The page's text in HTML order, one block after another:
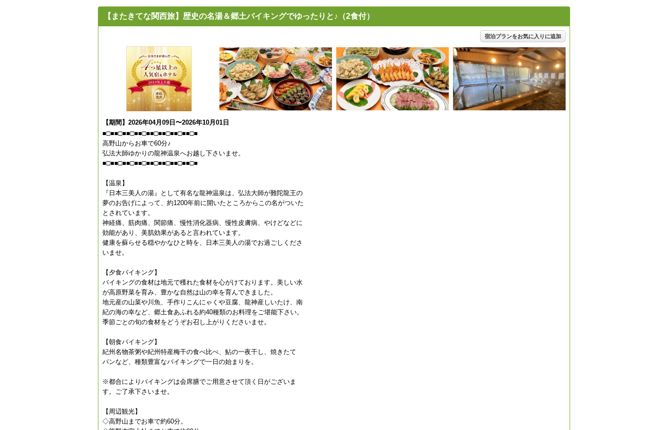
【またきてな関西旅】歴史の名湯＆郷土バイキングでゆったりと♪（2食付）
宿泊プランをお気に入りに追加
【期間】2026年04月09日〜2026年10月01日
■□■■□■■□■■□■■□■■□■■□■■□■
高野山からお車で60分♪
弘法大師ゆかりの龍神温泉へお越し下さいませ。
■□■■□■■□■■□■■□■■□■■□■■□■
【温泉】
『日本三美人の湯』として有名な龍神温泉は、弘法大師が難陀龍王の
夢のお告げによって、約1200年前に開いたところからこの名がついた
とされています。
神経痛、筋肉痛、関節痛、慢性消化器病、慢性皮膚病、やけどなどに
効能があり、美肌効果があると言われています。
健康を蘇らせる穏やかなひと時を、日本三美人の湯でお過ごしくださ
いませ。
【夕食バイキング】
バイキングの食材は地元で穫れた食材を心がけております。美しい水
が高原野菜を育み、豊かな自然は山の幸を育んできました。
地元産の山菜や川魚、手作りこんにゃくや豆腐、龍神産しいたけ、南
紀の海の幸など、郷土食あふれる約40種類のお料理をご堪能下さい。
季節ごとの旬の食材をどうぞお召し上がりくださいませ。
【朝食バイキング】
紀州名物茶粥や紀州特産梅干の食べ比べ、鮎の一夜干し、焼きたて
パンなど、種類豊富なバイキングで一日の始まりを。
※都合によりバイキングは会席膳でご用意させて頂く日がございま
す。ご了承下さいませ。
【周辺観光】
◇高野山までお車で約60分。